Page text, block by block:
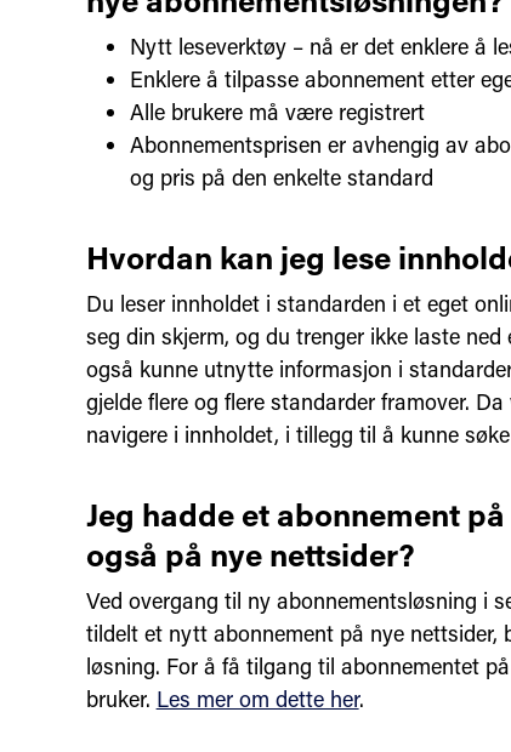
Nytt leseverktøy – nå er det enklere å
Enklere å tilpasse abonnement etter
Alle brukere må være registrert
Abonnementsprisen er avhengig av
og pris på den enkelte standard
Hvordan kan jeg lese
Du leser innholdet i standarden i et eget
seg din skjerm, og du trenger ikke laste
også kunne utnytte informasjon i
gjelde flere og flere standarder framover.
navigere i innholdet, i tillegg til å kunne
Jeg hadde et abonnement
også på nye nettsider?
Ved overgang til ny abonnementsløsning i
tildelt et nytt abonnement på nye nettsider,
løsning. For å få tilgang til abonnementet
bruker. Les mer om dette her.